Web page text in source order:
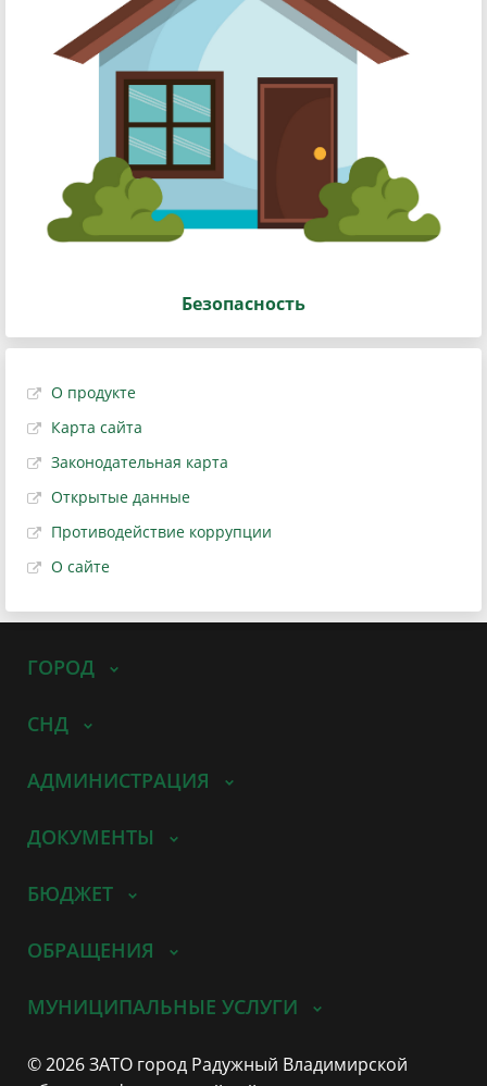
Безопасность
О продукте
Карта сайта
Законодательная карта
Открытые данные
Противодействие коррупции
О сайте
ГОРОД
СНД
АДМИНИСТРАЦИЯ
ДОКУМЕНТЫ
БЮДЖЕТ
ОБРАЩЕНИЯ
МУНИЦИПАЛЬНЫЕ УСЛУГИ
© 2026 ЗАТО город Радужный Владимирской